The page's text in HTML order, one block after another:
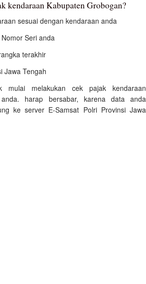
kendaraan Kabupaten Grobogan?
sesuai dengan kendaraan anda
Seri anda
terakhir
Jawa Tengah
mulai melakukan cek pajak kendaraan
anda. harap bersabar, karena data anda
ke server E-Samsat Polri Provinsi Jawa